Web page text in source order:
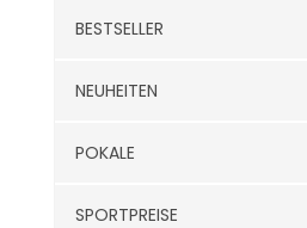
BESTSELLER
NEUHEITEN
POKALE
SPORTPREISE